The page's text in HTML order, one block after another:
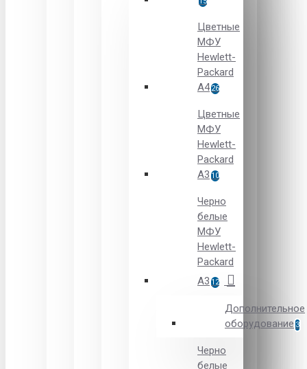
Цветные
МФУ
Hewlett-
Packard
A426
Цветные
МФУ
Hewlett-
Packard
А3 10
Черно
белые
МФУ
Hewlett-
Packard
А3 12
Дополнительное
оборудование 3
Черно
белые